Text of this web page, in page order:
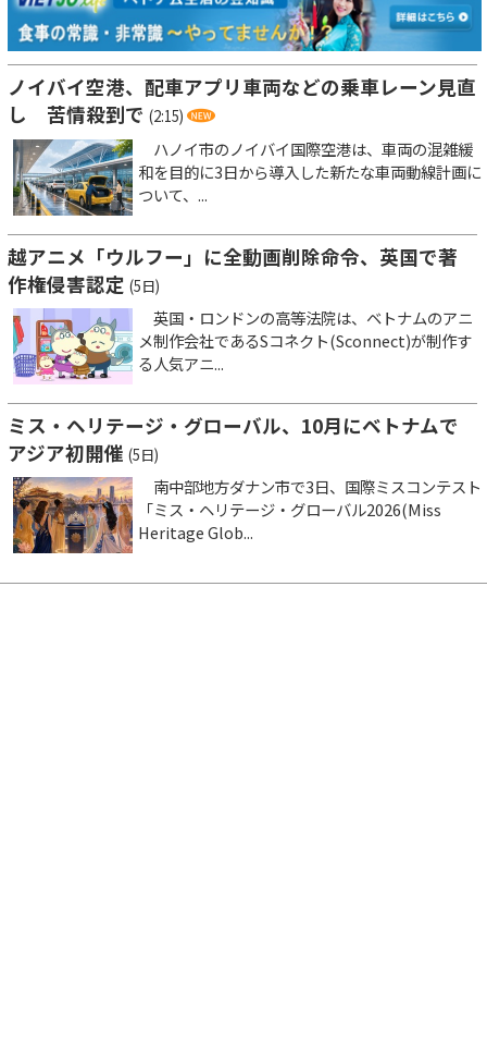
ノイバイ空港、配車アプリ車両などの乗車レーン見直
し 苦情殺到で (2:15)
ハノイ市のノイバイ国際空港は、車両の混雑緩
和を目的に3日から導入した新たな車両動線計画に
ついて、...
越アニメ「ウルフー」に全動画削除命令、英国で著
作権侵害認定 (5日)
英国・ロンドンの高等法院は、ベトナムのアニ
メ制作会社であるSコネクト(Sconnect)が制作す
る人気アニ...
ミス・ヘリテージ・グローバル、10月にベトナムで
アジア初開催 (5日)
南中部地方ダナン市で3日、国際ミスコンテスト
「ミス・ヘリテージ・グローバル2026(Miss
Heritage Glob...